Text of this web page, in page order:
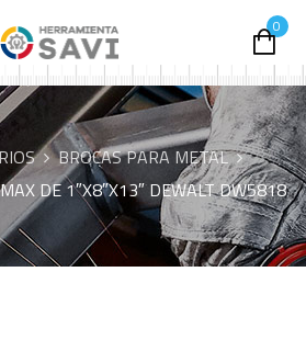
0
BROCAS PARA METAL
DE 1″X8″X13″ DEWALT DW5818